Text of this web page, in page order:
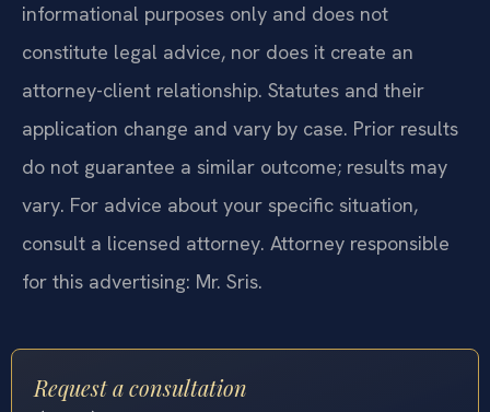
informational purposes only and does not
constitute legal advice, nor does it create an
attorney-client relationship. Statutes and their
application change and vary by case. Prior results
do not guarantee a similar outcome; results may
vary. For advice about your specific situation,
consult a licensed attorney. Attorney responsible
for this advertising: Mr. Sris.
Request a consultation